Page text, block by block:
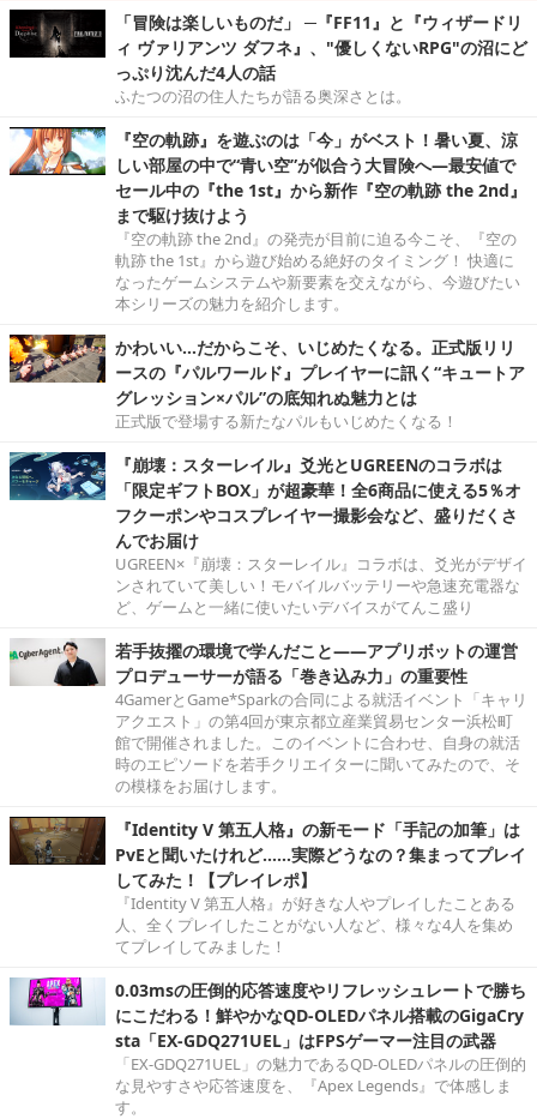
「冒険は楽しいものだ」 ─『FF11』と『ウィザードリ
ィ ヴァリアンツ ダフネ』、"優しくないRPG"の沼にど
っぷり沈んだ4人の話
ふたつの沼の住人たちが語る奥深さとは。
『空の軌跡』を遊ぶのは「今」がベスト！暑い夏、涼
しい部屋の中で“青い空”が似合う大冒険へ―最安値で
セール中の『the 1st』から新作『空の軌跡 the 2nd』
まで駆け抜けよう
『空の軌跡 the 2nd』の発売が目前に迫る今こそ、『空の
軌跡 the 1st』から遊び始める絶好のタイミング！ 快適に
なったゲームシステムや新要素を交えながら、今遊びたい
本シリーズの魅力を紹介します。
かわいい…だからこそ、いじめたくなる。正式版リリ
ースの『パルワールド』プレイヤーに訊く“キュートア
グレッション×パル”の底知れぬ魅力とは
正式版で登場する新たなパルもいじめたくなる！
『崩壊：スターレイル』爻光とUGREENのコラボは
「限定ギフトBOX」が超豪華！全6商品に使える5％オ
フクーポンやコスプレイヤー撮影会など、盛りだくさ
んでお届け
UGREEN×『崩壊：スターレイル』コラボは、爻光がデザイ
ンされていて美しい！モバイルバッテリーや急速充電器な
ど、ゲームと一緒に使いたいデバイスがてんこ盛り
若手抜擢の環境で学んだこと――アプリボットの運営
プロデューサーが語る「巻き込み力」の重要性
4GamerとGame*Sparkの合同による就活イベント「キャリ
アクエスト」の第4回が東京都立産業貿易センター浜松町
館で開催されました。このイベントに合わせ、自身の就活
時のエピソードを若手クリエイターに聞いてみたので、そ
の模様をお届けします。
『Identity V 第五人格』の新モード「手記の加筆」は
PvEと聞いたけれど……実際どうなの？集まってプレイ
してみた！【プレイレポ】
『Identity V 第五人格』が好きな人やプレイしたことある
人、全くプレイしたことがない人など、様々な4人を集め
てプレイしてみました！
0.03msの圧倒的応答速度やリフレッシュレートで勝ち
にこだわる！鮮やかなQD-OLEDパネル搭載のGigaCry
sta「EX-GDQ271UEL」はFPSゲーマー注目の武器
「EX-GDQ271UEL」の魅力であるQD-OLEDパネルの圧倒的
な見やすさや応答速度を、『Apex Legends』で体感しま
す。